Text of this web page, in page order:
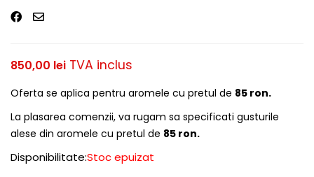
850,00 lei TVA inclus
Oferta se aplica pentru aromele cu pretul de 85 ron.
La plasarea comenzii, va rugam sa specificati gusturile
alese din aromele cu pretul de 85 ron.
Disponibilitate:Stoc epuizat